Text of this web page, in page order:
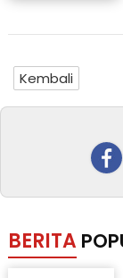
Kembali
BERITA